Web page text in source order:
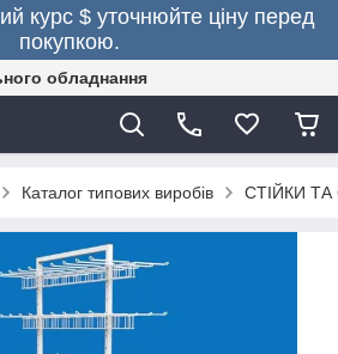
курс $ уточнюйте ціну перед
покупкою.
обладнання
Каталог типових виробів СТІЙКИ